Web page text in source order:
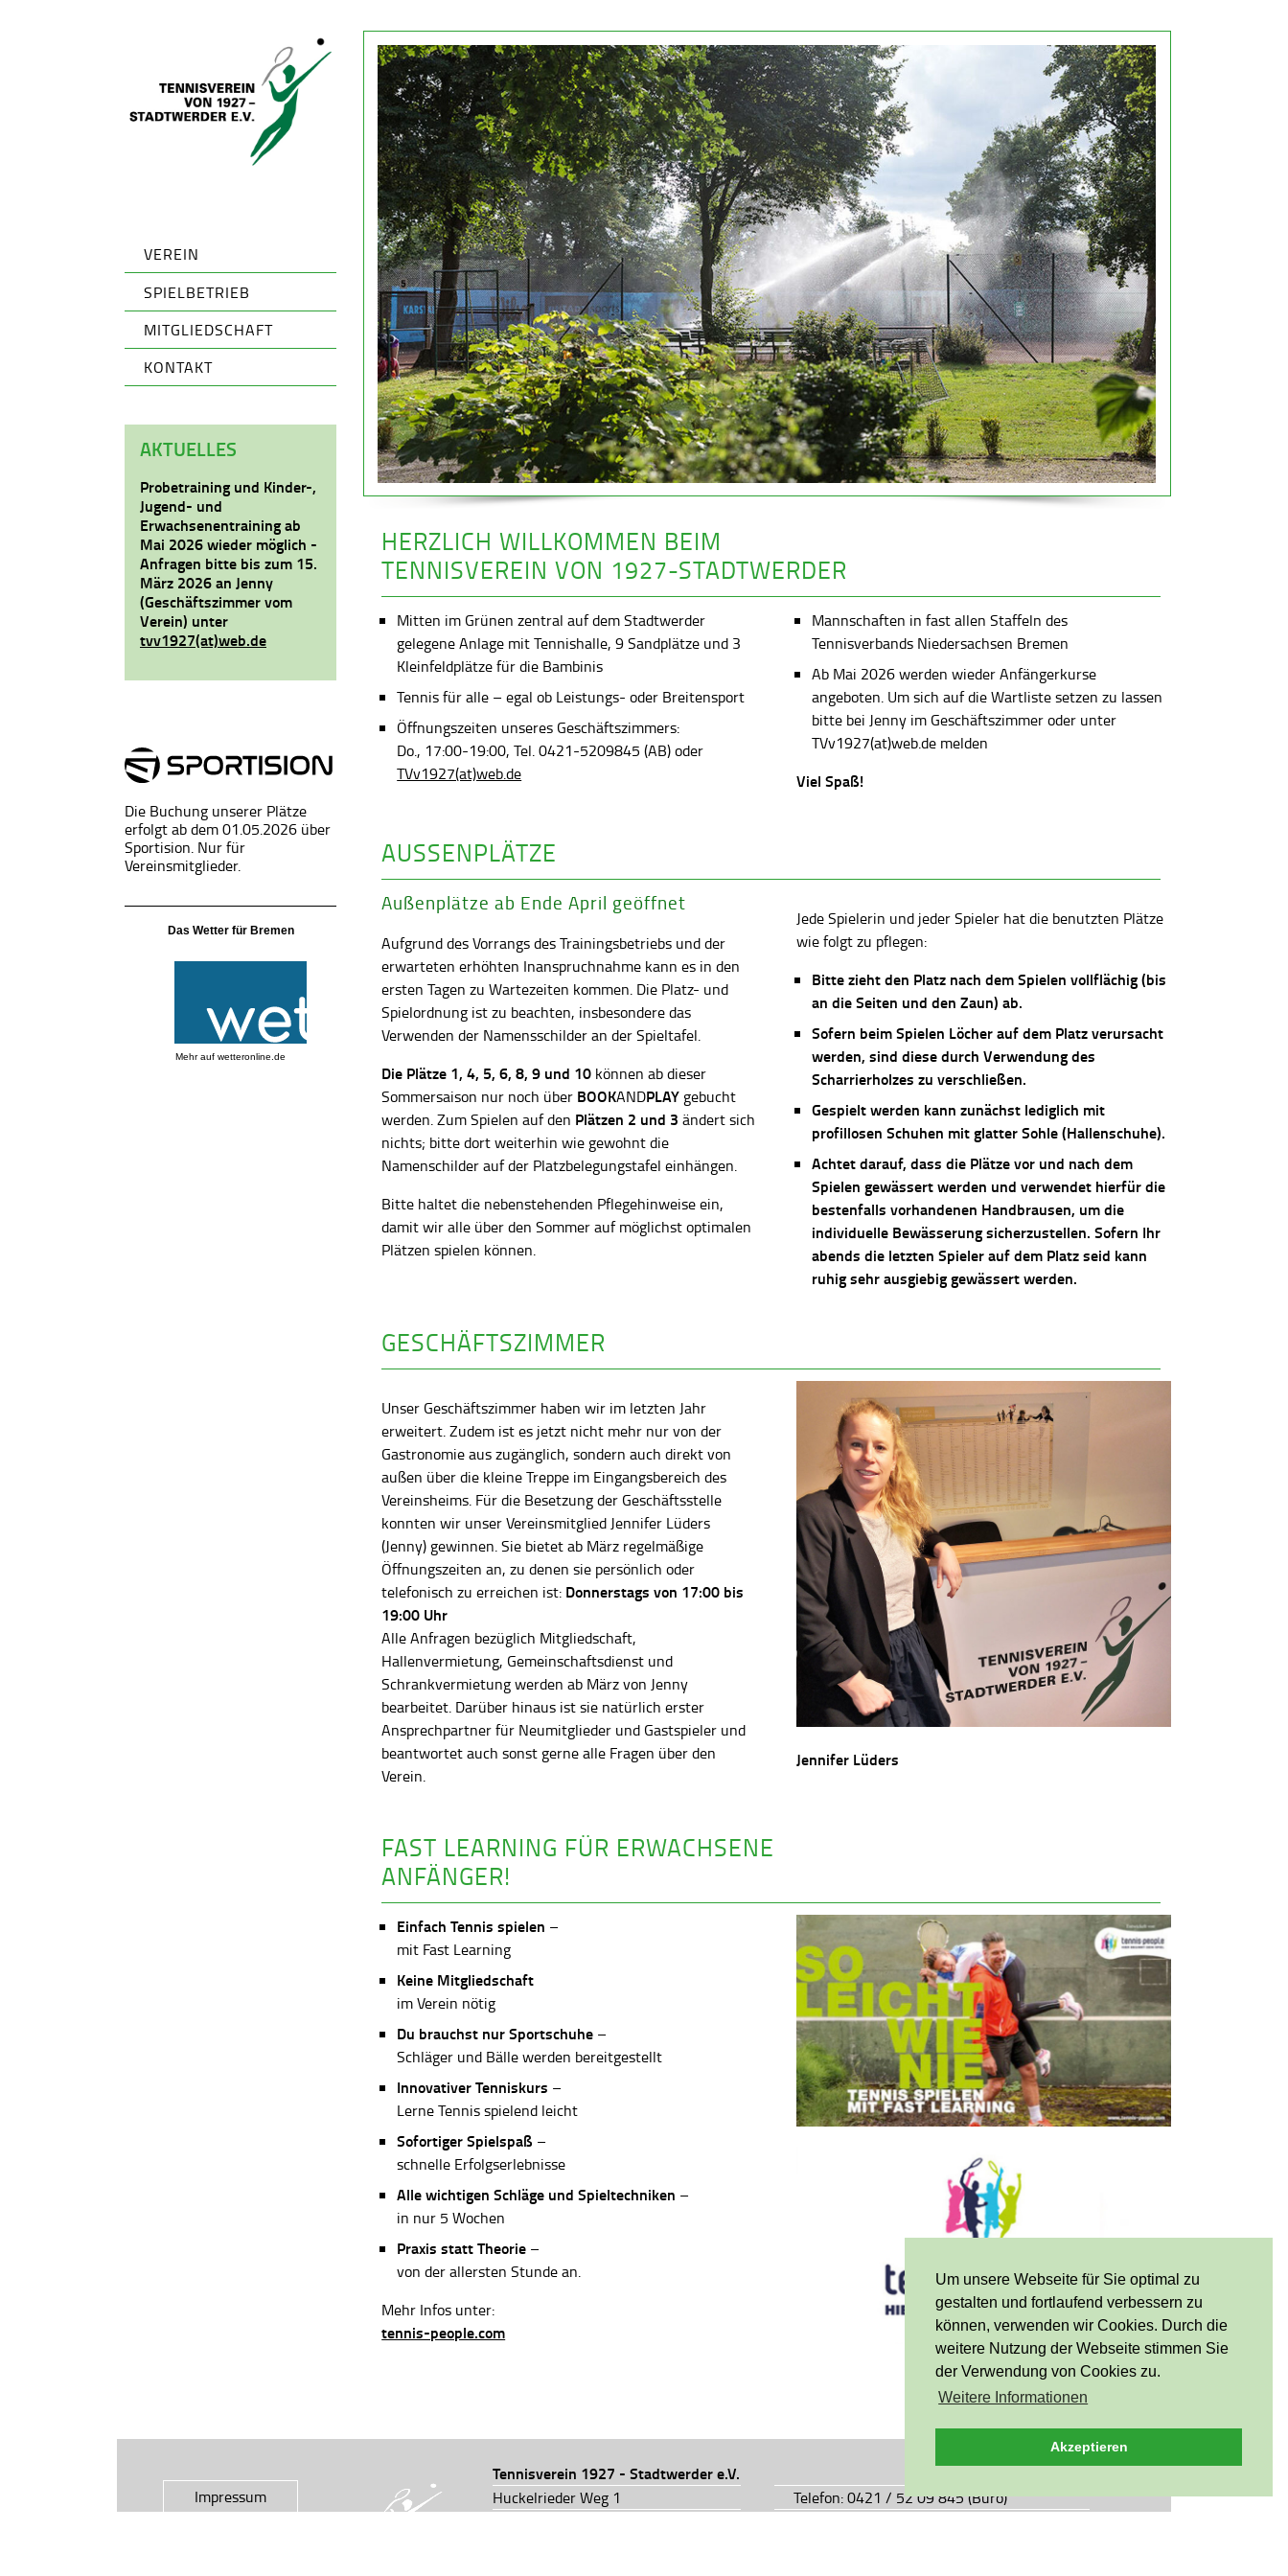
Um unsere Webseite für Sie optimal zu
gestalten und fortlaufend verbessern zu
können, verwenden wir Cookies. Durch die
weitere Nutzung der Webseite stimmen Sie
der Verwendung von Cookies zu.
Weitere Informationen
Akzeptieren
VEREIN
SPIELBETRIEB
MITGLIEDSCHAFT
KONTAKT
AKTUELLES
Probetraining und Kinder-,
Jugend- und
Erwachsenentraining ab
Mai 2026 wieder möglich -
Anfragen bitte bis zum 15.
März 2026 an Jenny
(Geschäftszimmer vom
Verein) unter
tvv1927(at)web.de
Die Buchung unserer Plätze
erfolgt ab dem 01.05.2026 über
Sportision. Nur für
Vereinsmitglieder.
Das Wetter für Bremen
Mehr auf wetteronline.de
HERZLICH WILLKOMMEN BEIM
TENNISVEREIN VON 1927-STADTWERDER
Mitten im Grünen zentral auf dem Stadtwerder
gelegene Anlage mit Tennishalle, 9 Sandplätze und 3
Kleinfeldplätze für die Bambinis
Tennis für alle – egal ob Leistungs- oder Breitensport
Öffnungszeiten unseres Geschäftszimmers:
Do., 17:00-19:00, Tel. 0421-5209845 (AB) oder
TVv1927(at)web.de
Mannschaften in fast allen Staffeln des
Tennisverbands Niedersachsen Bremen
Ab Mai 2026 werden wieder Anfängerkurse
angeboten. Um sich auf die Wartliste setzen zu lassen
bitte bei Jenny im Geschäftszimmer oder unter
TVv1927(at)web.de melden
Viel Spaß!
AUSSENPLÄTZE
Außenplätze ab Ende April geöffnet
Aufgrund des Vorrangs des Trainingsbetriebs und der
erwarteten erhöhten Inanspruchnahme kann es in den
ersten Tagen zu Wartezeiten kommen. Die Platz- und
Spielordnung ist zu beachten, insbesondere das
Verwenden der Namensschilder an der Spieltafel.
Die Plätze 1, 4, 5, 6, 8, 9 und 10 können ab dieser
Sommersaison nur noch über BOOKANDPLAY gebucht
werden. Zum Spielen auf den Plätzen 2 und 3 ändert sich
nichts; bitte dort weiterhin wie gewohnt die
Namenschilder auf der Platzbelegungstafel einhängen.
Bitte haltet die nebenstehenden Pflegehinweise ein,
damit wir alle über den Sommer auf möglichst optimalen
Plätzen spielen können.
Jede Spielerin und jeder Spieler hat die benutzten Plätze
wie folgt zu pflegen:
Bitte zieht den Platz nach dem Spielen vollflächig (bis
an die Seiten und den Zaun) ab.
Sofern beim Spielen Löcher auf dem Platz verursacht
werden, sind diese durch Verwendung des
Scharrierholzes zu verschließen.
Gespielt werden kann zunächst lediglich mit
profillosen Schuhen mit glatter Sohle (Hallenschuhe).
Achtet darauf, dass die Plätze vor und nach dem
Spielen gewässert werden und verwendet hierfür die
bestenfalls vorhandenen Handbrausen, um die
individuelle Bewässerung sicherzustellen. Sofern Ihr
abends die letzten Spieler auf dem Platz seid kann
ruhig sehr ausgiebig gewässert werden.
GESCHÄFTSZIMMER
Unser Geschäftszimmer haben wir im letzten Jahr
erweitert. Zudem ist es jetzt nicht mehr nur von der
Gastronomie aus zugänglich, sondern auch direkt von
außen über die kleine Treppe im Eingangsbereich des
Vereinsheims. Für die Besetzung der Geschäftsstelle
konnten wir unser Vereinsmitglied Jennifer Lüders
(Jenny) gewinnen. Sie bietet ab März regelmäßige
Öffnungszeiten an, zu denen sie persönlich oder
telefonisch zu erreichen ist: Donnerstags von 17:00 bis
19:00 Uhr
Alle Anfragen bezüglich Mitgliedschaft,
Hallenvermietung, Gemeinschaftsdienst und
Schrankvermietung werden ab März von Jenny
bearbeitet. Darüber hinaus ist sie natürlich erster
Ansprechpartner für Neumitglieder und Gastspieler und
beantwortet auch sonst gerne alle Fragen über den
Verein.
Jennifer Lüders
FAST LEARNING FÜR ERWACHSENE
ANFÄNGER!
Einfach Tennis spielen –
mit Fast Learning
Keine Mitgliedschaft
im Verein nötig
Du brauchst nur Sportschuhe –
Schläger und Bälle werden bereitgestellt
Innovativer Tenniskurs –
Lerne Tennis spielend leicht
Sofortiger Spielspaß –
schnelle Erfolgserlebnisse
Alle wichtigen Schläge und Spieltechniken –
in nur 5 Wochen
Praxis statt Theorie –
von der allersten Stunde an.
Mehr Infos unter:
tennis-people.com
Impressum
Tennisverein 1927 - Stadtwerder e.V.
Huckelrieder Weg 1
Telefon: 0421 / 52 09 845 (Büro)